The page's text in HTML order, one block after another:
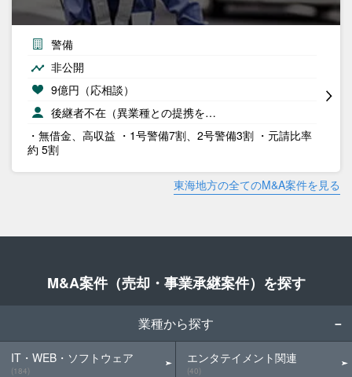
警備
非公開
9億円（応相談）
後継者不在（異業種との提携を…
・無借金、高収益 ・1号警備7割、2号警備3割 ・元請比率
約 5割
東海地方の全てのM&A案件を見る
M&A案件（売却・事業承継案件）を探す
業種から探す
IT・WEB・ソフトウェア
(184)
エンタテイメント関連
(40)